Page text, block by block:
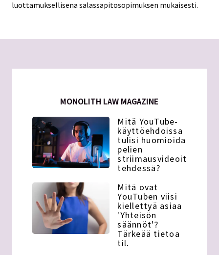
luottamuksellisena salassapitosopimuksen mukaisesti.
MONOLITH LAW MAGAZINE
Mitä YouTube-
käyttöehdoissa
tulisi huomioida
pelien
striimausvideoita
tehdessä?
Mitä ovat
YouTuben viisi
kiellettyä asiaa
'Yhteisön
säännöt'?
Tärkeää tietoa
til.